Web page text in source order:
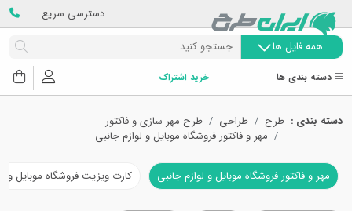
دسترسی سریع
همه فایل ها
دسته بندی ها خرید اشتراک
دسته بندی : طرح طراحی
طرح مهر سازی و فاکتور
مهر و فاکتور فروشگاه موبایل و لوازم جانبی
مهر و فاکتور فروشگاه موبایل و لوازم جانبی کارت ویزیت فروشگاه موبایل و